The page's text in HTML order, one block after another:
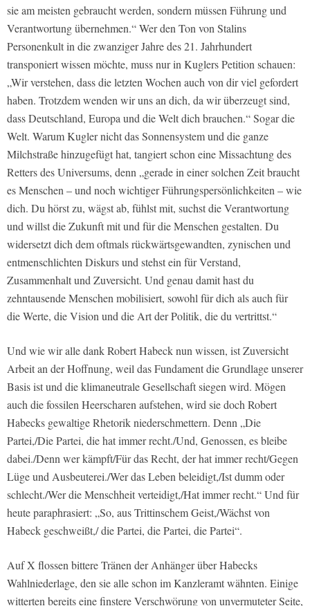
sie am meisten gebraucht werden, sondern müssen Führung und
Verantwortung übernehmen.“ Wer den Ton von Stalins
Personenkult in die zwanziger Jahre des 21. Jahrhundert
transponiert wissen möchte, muss nur in Kuglers Petition schauen:
„Wir verstehen, dass die letzten Wochen auch von dir viel gefordert
haben. Trotzdem wenden wir uns an dich, da wir überzeugt sind,
dass Deutschland, Europa und die Welt dich brauchen.“ Sogar die
Welt. Warum Kugler nicht das Sonnensystem und die ganze
Milchstraße hinzugefügt hat, tangiert schon eine Missachtung des
Retters des Universums, denn „gerade in einer solchen Zeit braucht
es Menschen – und noch wichtiger Führungspersönlichkeiten – wie
dich. Du hörst zu, wägst ab, fühlst mit, suchst die Verantwortung
und willst die Zukunft mit und für die Menschen gestalten. Du
widersetzt dich dem oftmals rückwärtsgewandten, zynischen und
entmenschlichten Diskurs und stehst ein für Verstand,
Zusammenhalt und Zuversicht. Und genau damit hast du
zehntausende Menschen mobilisiert, sowohl für dich als auch für
die Werte, die Vision und die Art der Politik, die du vertrittst.“
Und wie wir alle dank Robert Habeck nun wissen, ist Zuversicht
Arbeit an der Hoffnung, weil das Fundament die Grundlage unserer
Basis ist und die klimaneutrale Gesellschaft siegen wird. Mögen
auch die fossilen Heerscharen aufstehen, wird sie doch Robert
Habecks gewaltige Rhetorik niederschmettern. Denn „Die
Partei,/Die Partei, die hat immer recht./Und, Genossen, es bleibe
dabei./Denn wer kämpft/Für das Recht, der hat immer recht/Gegen
Lüge und Ausbeuterei./Wer das Leben beleidigt,/Ist dumm oder
schlecht./Wer die Menschheit verteidigt,/Hat immer recht.“ Und für
heute paraphrasiert: „So, aus Trittinschem Geist,/Wächst von
Habeck geschweißt,/ die Partei, die Partei, die Partei“.
Auf X flossen bittere Tränen der Anhänger über Habecks
Wahlniederlage, den sie alle schon im Kanzleramt wähnten. Einige
witterten bereits eine finstere Verschwörung von unvermuteter Seite,